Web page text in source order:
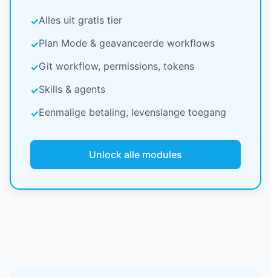
✓Alles uit gratis tier
✓Plan Mode & geavanceerde workflows
✓Git workflow, permissions, tokens
✓Skills & agents
✓Eenmalige betaling, levenslange toegang
Unlock alle modules